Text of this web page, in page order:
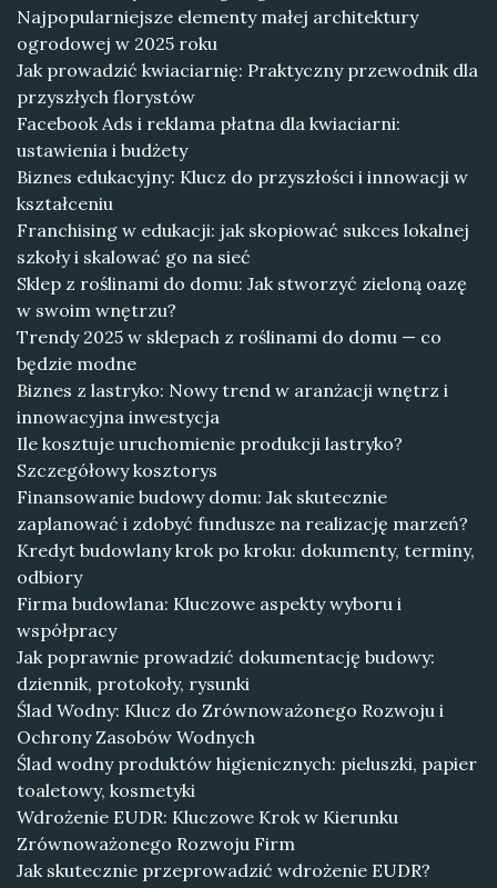
Najpopularniejsze elementy małej architektury
ogrodowej w 2025 roku
Jak prowadzić kwiaciarnię: Praktyczny przewodnik dla
przyszłych florystów
Facebook Ads i reklama płatna dla kwiaciarni:
ustawienia i budżety
Biznes edukacyjny: Klucz do przyszłości i innowacji w
kształceniu
Franchising w edukacji: jak skopiować sukces lokalnej
szkoły i skalować go na sieć
Sklep z roślinami do domu: Jak stworzyć zieloną oazę
w swoim wnętrzu?
Trendy 2025 w sklepach z roślinami do domu — co
będzie modne
Biznes z lastryko: Nowy trend w aranżacji wnętrz i
innowacyjna inwestycja
Ile kosztuje uruchomienie produkcji lastryko?
Szczegółowy kosztorys
Finansowanie budowy domu: Jak skutecznie
zaplanować i zdobyć fundusze na realizację marzeń?
Kredyt budowlany krok po kroku: dokumenty, terminy,
odbiory
Firma budowlana: Kluczowe aspekty wyboru i
współpracy
Jak poprawnie prowadzić dokumentację budowy:
dziennik, protokoły, rysunki
Ślad Wodny: Klucz do Zrównoważonego Rozwoju i
Ochrony Zasobów Wodnych
Ślad wodny produktów higienicznych: pieluszki, papier
toaletowy, kosmetyki
Wdrożenie EUDR: Kluczowe Krok w Kierunku
Zrównoważonego Rozwoju Firm
Jak skutecznie przeprowadzić wdrożenie EUDR?